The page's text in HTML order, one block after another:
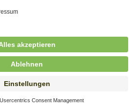
max. 30 Std./.Wo.), SOS-
(m/w/d)
Teilzeit (20 Std./Wo.), SOS-
Hagen